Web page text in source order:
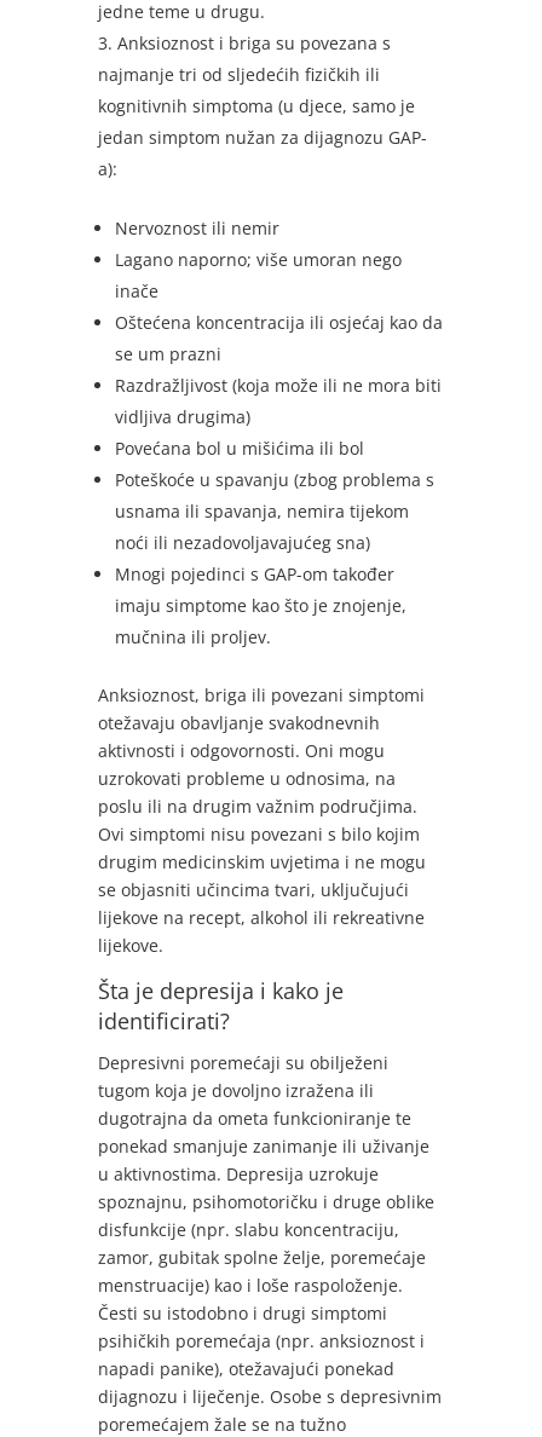
jedne teme u drugu.
Anksioznost i briga su povezana s
najmanje tri od sljedećih fizičkih ili
kognitivnih simptoma (u djece, samo je
jedan simptom nužan za dijagnozu GAP-
a):
Nervoznost ili nemir
Lagano naporno; više umoran nego
inače
Oštećena koncentracija ili osjećaj kao da
se um prazni
Razdražljivost (koja može ili ne mora biti
vidljiva drugima)
Povećana bol u mišićima ili bol
Poteškoće u spavanju (zbog problema s
usnama ili spavanja, nemira tijekom
noći ili nezadovoljavajućeg sna)
Mnogi pojedinci s GAP-om također
imaju simptome kao što je znojenje,
mučnina ili proljev.
Anksioznost, briga ili povezani simptomi
otežavaju obavljanje svakodnevnih
aktivnosti i odgovornosti. Oni mogu
uzrokovati probleme u odnosima, na
poslu ili na drugim važnim područjima.
Ovi simptomi nisu povezani s bilo kojim
drugim medicinskim uvjetima i ne mogu
se objasniti učincima tvari, uključujući
lijekove na recept, alkohol ili rekreativne
lijekove.
Šta je depresija i kako je
identificirati?
Depresivni poremećaji su obilježeni
tugom koja je dovoljno izražena ili
dugotrajna da ometa funkcioniranje te
ponekad smanjuje zanimanje ili uživanje
u aktivnostima. Depresija uzrokuje
spoznajnu, psihomotoričku i druge oblike
disfunkcije (npr. slabu koncentraciju,
zamor, gubitak spolne želje, poremećaje
menstruacije) kao i loše raspoloženje.
Česti su istodobno i drugi simptomi
psihičkih poremećaja (npr. anksioznost i
napadi panike), otežavajući ponekad
dijagnozu i liječenje. Osobe s depresivnim
poremećajem žale se na tužno